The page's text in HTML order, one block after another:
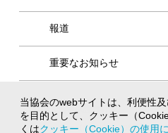
報道
重要なお知らせ
個人情報保護方針
クッキー（Cookie）の使用につ
当協会のwebサイトは、利便性
を目的として、クッキー（
くはクッキー（Cookie）の使用